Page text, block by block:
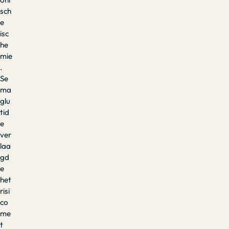
sch
e
isc
he
mie
.
Se
ma
glu
tid
e
ver
laa
gd
e
het
risi
co
me
t